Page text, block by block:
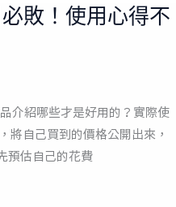
敗！使用心得不
介紹哪些才是好用的？實際使
將自己買到的價格公開出來，
預估自己的花費